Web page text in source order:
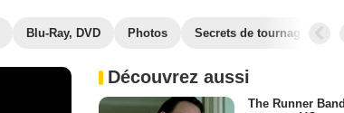
Blu-Ray, DVD Photos Secrets de tournage
Découvrez aussi
The Runner